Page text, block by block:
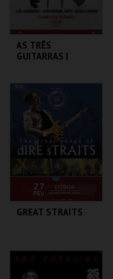
AS TRÊS
GUITARRAS |
GUERREIRO
COLISEU DE LISBOA
MAIS INFO
COMPRAR
GREAT STRAITS
COLISEU DE LISBOA